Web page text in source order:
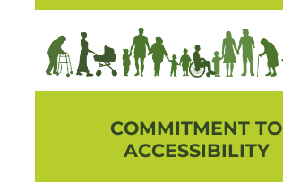
COMMITMENT TO
ACCESSIBILITY